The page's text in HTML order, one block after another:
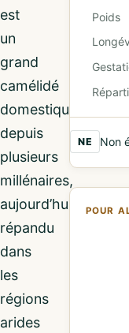
est
un
grand
camélidé
domestiqué
depuis
plusieurs
millénaires,
aujourd’hui
répandu
dans
les
régions
arides
Poids
NE Non
POUR